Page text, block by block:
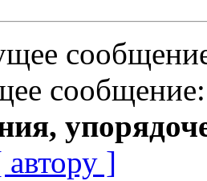
автору ]